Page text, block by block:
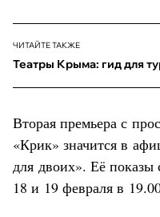
ЧИТАЙТЕ ТАКЖЕ
Театры Крыма: гид для
Вторая премьера с
«Крик» значится в
для двоих». Её показы
18 и 19 февраля в